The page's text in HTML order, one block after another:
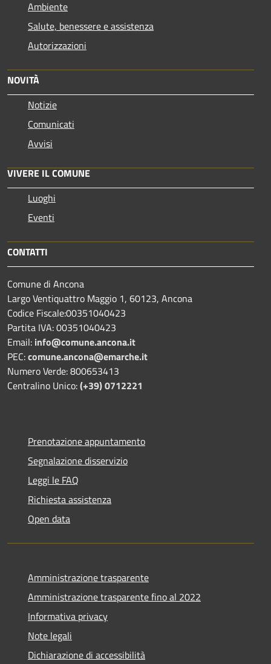
Ambiente
Salute, benessere e assistenza
Autorizzazioni
NOVITÀ
Notizie
Comunicati
Avvisi
VIVERE IL COMUNE
Luoghi
Eventi
CONTATTI
Comune di Ancona
Largo Ventiquattro Maggio 1, 60123, Ancona
Codice Fiscale:00351040423
Partita IVA: 00351040423
Email: info@comune.ancona.it
PEC:comune.ancona@emarche.it
Numero Verde: 800653413
Centralino Unico:(+39) 0712221
Prenotazione appuntamento
Segnalazione disservizio
Leggi le FAQ
Richiesta assistenza
Open data
Amministrazione trasparente
Amministrazione trasparente fino al 2022
Informativa privacy
Note legali
Dichiarazione di accessibilità